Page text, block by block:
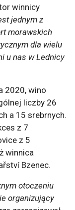
winnicy
jednym z
morawskich
dla wielu
u nas w Lednicy
2020, wino
liczby 26
a 15 srebrnych.
z 7
z 5
winnica
Bzenec.
otoczeniu
organizujący